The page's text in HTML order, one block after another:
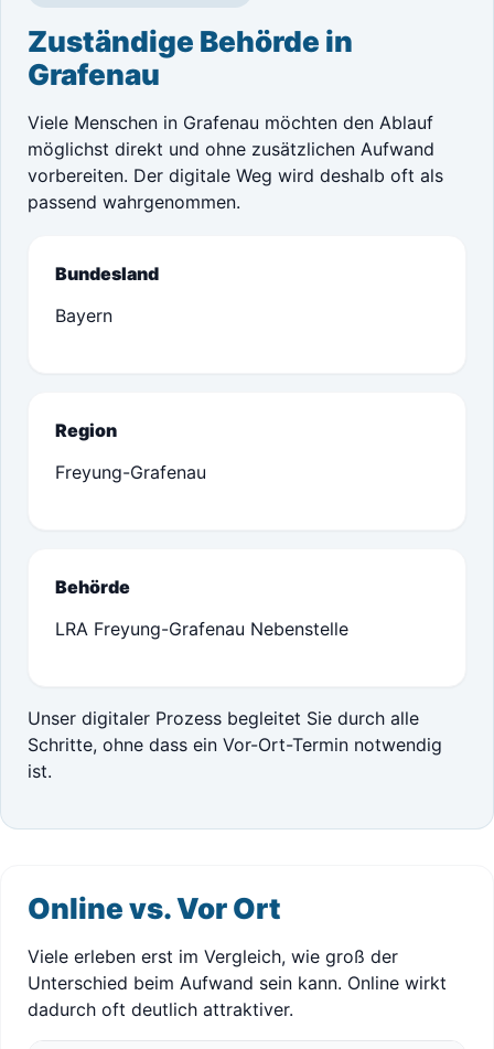
Zuständige Behörde in
Grafenau
Viele Menschen in Grafenau möchten den Ablauf
möglichst direkt und ohne zusätzlichen Aufwand
vorbereiten. Der digitale Weg wird deshalb oft als
passend wahrgenommen.
Bundesland
Bayern
Region
Freyung-Grafenau
Behörde
LRA Freyung-Grafenau Nebenstelle
Unser digitaler Prozess begleitet Sie durch alle
Schritte, ohne dass ein Vor-Ort-Termin notwendig
ist.
Online vs. Vor Ort
Viele erleben erst im Vergleich, wie groß der
Unterschied beim Aufwand sein kann. Online wirkt
dadurch oft deutlich attraktiver.